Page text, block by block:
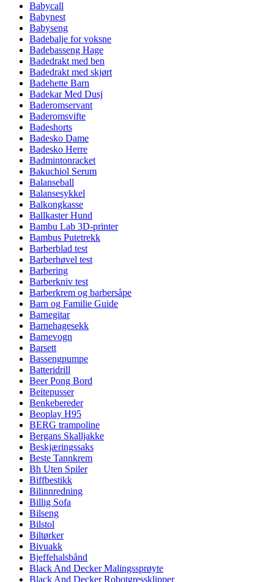
Babycall
Babynest
Babyseng
Badebalje for voksne
Badebasseng Hage
Badedrakt med ben
Badedrakt med skjørt
Badehette Barn
Badekar Med Dusj
Baderomservant
Baderomsvifte
Badeshorts
Badesko Dame
Badesko Herre
Badmintonracket
Bakuchiol Serum
Balanseball
Balansesykkel
Balkongkasse
Ballkaster Hund
Bambu Lab 3D-printer
Bambus Putetrekk
Barberblad test
Barberhøvel test
Barbering
Barberkniv test
Barberkrem og barbersåpe
Barn og Familie Guide
Barnegitar
Barnehagesekk
Barnevogn
Barsett
Bassengpumpe
Batteridrill
Beer Pong Bord
Beitepusser
Benkebereder
Beoplay H95
BERG trampoline
Bergans Skalljakke
Beskjæringssaks
Beste Tannkrem
Bh Uten Spiler
Biffbestikk
Bilinnredning
Billig Sofa
Bilseng
Bilstol
Biltørker
Bivuakk
Bjeffehalsbånd
Black And Decker Malingssprøyte
Black And Decker Robotgressklipper